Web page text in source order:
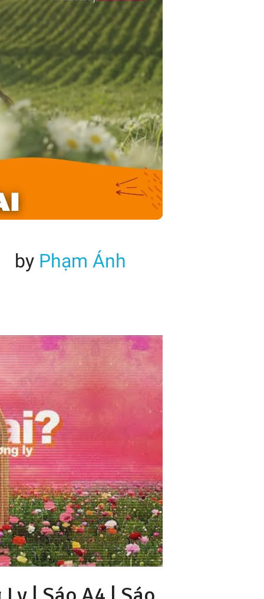
by Phạm Ánh